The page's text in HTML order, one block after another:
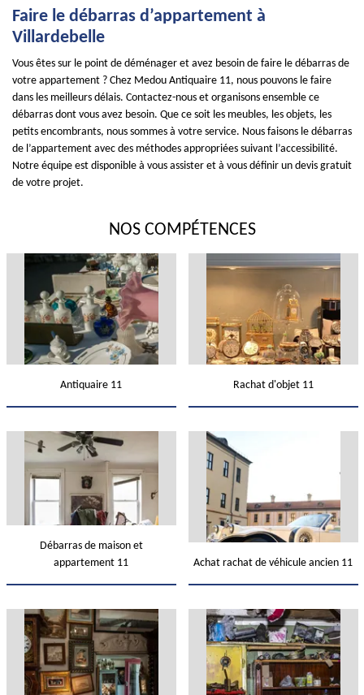
Faire le débarras d’appartement à
Villardebelle
Vous êtes sur le point de déménager et avez besoin de faire le débarras de
votre appartement ? Chez Medou Antiquaire 11, nous pouvons le faire
dans les meilleurs délais. Contactez-nous et organisons ensemble ce
débarras dont vous avez besoin. Que ce soit les meubles, les objets, les
petits encombrants, nous sommes à votre service. Nous faisons le débarras
de l’appartement avec des méthodes appropriées suivant l’accessibilité.
Notre équipe est disponible à vous assister et à vous définir un devis gratuit
de votre projet.
NOS COMPÉTENCES
Antiquaire 11 Rachat d'objet 11
Débarras de maison et
appartement 11
Achat rachat de véhicule ancien 11